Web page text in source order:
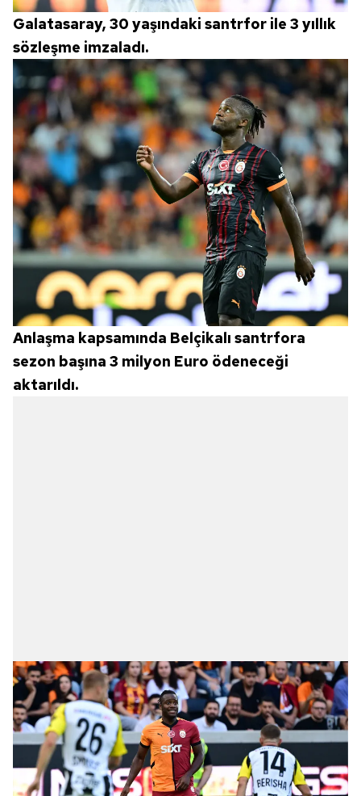
Galatasaray, 30 yaşındaki santrfor ile 3 yıllık
sözleşme imzaladı.
Anlaşma kapsamında Belçikalı santrfora
sezon başına 3 milyon Euro ödeneceği
aktarıldı.